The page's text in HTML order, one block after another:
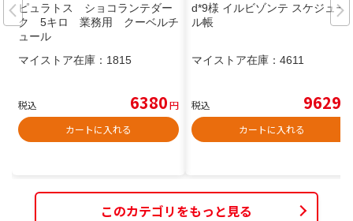
ピュラトス ショコランテダー
ク 5キロ 業務用 クーベルチ
ュール
マイストア在庫： 1815
税込 6380円
カートに入れる
d*9様 イルビゾンテ スケジュー
ル帳
マイストア在庫： 4611
税込 9629
カートに入れる
このカテゴリをもっと見る